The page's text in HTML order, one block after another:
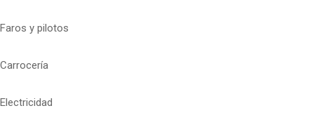
Faros y pilotos
Carrocería
Electricidad